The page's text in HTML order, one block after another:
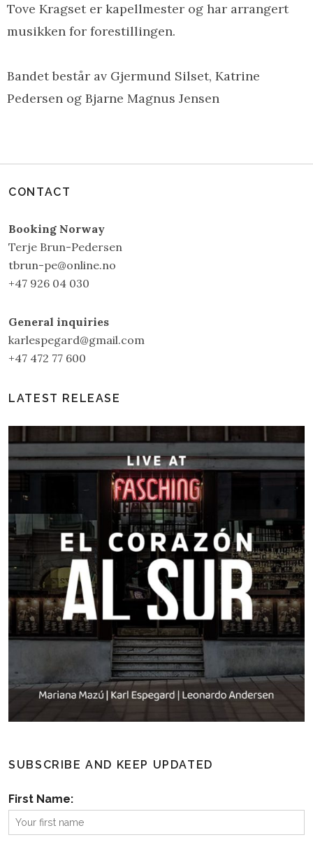
Tove Kragset er kapellmester og har arrangert
musikken for forestillingen.
Bandet består av Gjermund Silset, Katrine
Pedersen og Bjarne Magnus Jensen
CONTACT
Booking Norway
Terje Brun-Pedersen
tbrun-pe@online.no
+47 926 04 030
General inquiries
karlespegard@gmail.com
+47 472 77 600
LATEST RELEASE
SUBSCRIBE AND KEEP UPDATED
First Name: